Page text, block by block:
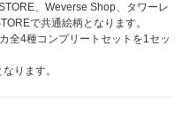
、Weverse Shop、タワーレ
で共通絵柄となります。
全4種コンプリートセットを1セッ
ります。